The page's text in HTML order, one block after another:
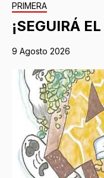
PRIMERA
¡SEGUIRÁ
9 Agosto 2026